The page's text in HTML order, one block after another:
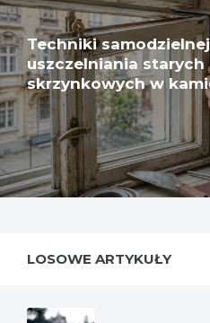
Techniki
uszczelniania starych
skrzynkowych w
LOSOWE ARTYKUŁY